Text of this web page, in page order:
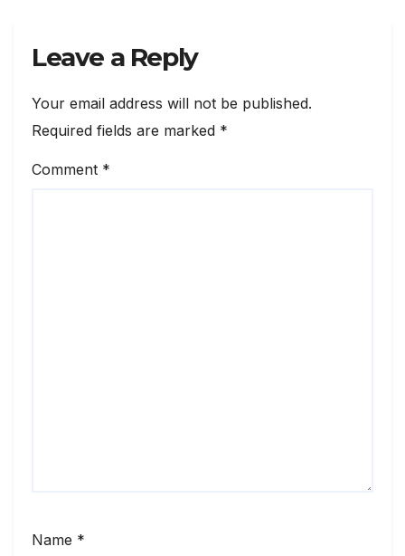
Leave a Reply
Your email address will not be published.
Required fields are marked *
Comment *
Name *